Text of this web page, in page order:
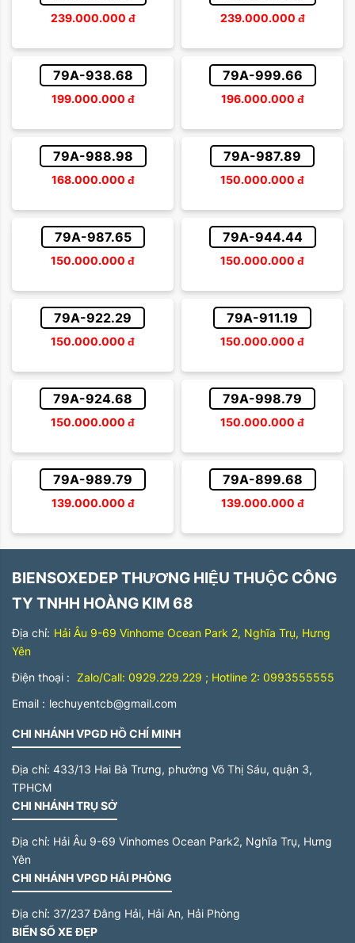
239.000.000 đ 239.000.000 đ
79A-938.68
199.000.000 đ
79A-999.66
196.000.000 đ
79A-988.98
168.000.000 đ
79A-987.89
150.000.000 đ
79A-987.65
150.000.000 đ
79A-944.44
150.000.000 đ
79A-922.29
150.000.000 đ
79A-911.19
150.000.000 đ
79A-924.68
150.000.000 đ
79A-998.79
150.000.000 đ
79A-989.79
139.000.000 đ
79A-899.68
139.000.000 đ
BIENSOXEDEP THƯƠNG HIỆU THUỘC CÔNG
TY TNHH HOÀNG KIM 68
Địa chỉ: Hải Âu 9-69 Vinhome Ocean Park 2, Nghĩa Trụ, Hưng
Yên
Điện thoại : Zalo/Call: 0929.229.229 ; Hotline 2: 0993555555
Email : lechuyentcb@gmail.com
CHI NHÁNH VPGD HỒ CHÍ MINH
Địa chỉ: 433/13 Hai Bà Trưng, phường Võ Thị Sáu, quận 3,
TPHCM
CHI NHÁNH TRỤ SỞ
Địa chỉ: Hải Âu 9-69 Vinhomes Ocean Park2, Nghĩa Trụ, Hưng
Yên
CHI NHÁNH VPGD HẢI PHÒNG
Địa chỉ: 37/237 Đằng Hải, Hải An, Hải Phòng
BIỂN SỐ XE ĐẸP